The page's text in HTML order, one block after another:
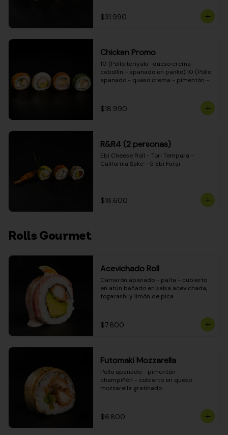
envuelto en queso crema) 10
(Camarón - queso crema - cebollín -
teriyaki - queso crema - cebollín -
envuelto en masa tempura) 10
(Pimentón - queso crema - cebollín -
envuelto en masa tempura)
$31.990
Chicken Promo
10 (Pollo teriyaki -queso crema -
cebollín - apanado en panko) 10 (Pollo
apanado - queso crema - pimentón -
ciboulette) 10 (Pollo teriyaki - palta -
envuelto en queso crema)
$18.990
R&R4 (2 personas)
Ebi Cheese Roll - Tori Tempura -
California Sake - 5 Ebi Furai
$18.600
Rolls Gourmet
Acevichado Roll
Camarón apanado - palta - cubierto
en atún bañado en salsa acevichada,
togarashi y limón de pica
$7.600
Futomaki Mozzarella
Pollo apanado - pimentón -
champiñón - cubierto en queso
mozzarella gratinado
$6.800